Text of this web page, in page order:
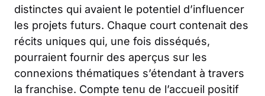
distinctes qui avaient le potentiel d’influencer
les projets futurs. Chaque court contenait des
récits uniques qui, une fois disséqués,
pourraient fournir des aperçus sur les
connexions thématiques s’étendant à travers
la franchise. Compte tenu de l’accueil positif